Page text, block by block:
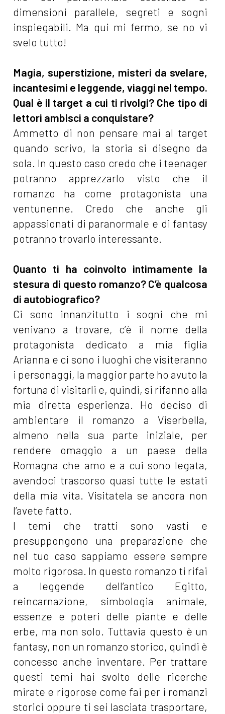
dimensioni parallele, segreti e sogni
inspiegabili. Ma qui mi fermo, se no vi
svelo tutto!
Magia, superstizione, misteri da svelare,
incantesimi e leggende, viaggi nel tempo.
Qual è il target a cui ti rivolgi? Che tipo di
lettori ambisci a conquistare?
Ammetto di non pensare mai al target
quando scrivo, la storia si disegno da
sola. In questo caso credo che i teenager
potranno apprezzarlo visto che il
romanzo ha come protagonista una
ventunenne. Credo che anche gli
appassionati di paranormale e di fantasy
potranno trovarlo interessante.
Quanto ti ha coinvolto intimamente la
stesura di questo romanzo? C’è qualcosa
di autobiografico?
Ci sono innanzitutto i sogni che mi
venivano a trovare, c’è il nome della
protagonista dedicato a mia figlia
Arianna e ci sono i luoghi che visiteranno
i personaggi, la maggior parte ho avuto la
fortuna di visitarli e, quindi, si rifanno alla
mia diretta esperienza. Ho deciso di
ambientare il romanzo a Viserbella,
almeno nella sua parte iniziale, per
rendere omaggio a un paese della
Romagna che amo e a cui sono legata,
avendoci trascorso quasi tutte le estati
della mia vita. Visitatela se ancora non
l’avete fatto.
I temi che tratti sono vasti e
presuppongono una preparazione che
nel tuo caso sappiamo essere sempre
molto rigorosa. In questo romanzo ti rifai
a leggende dell’antico Egitto,
reincarnazione, simbologia animale,
essenze e poteri delle piante e delle
erbe, ma non solo. Tuttavia questo è un
fantasy, non un romanzo storico, quindi è
concesso anche inventare. Per trattare
questi temi hai svolto delle ricerche
mirate e rigorose come fai per i romanzi
storici oppure ti sei lasciata trasportare,